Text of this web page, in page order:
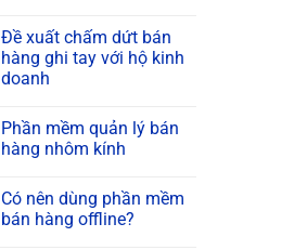
Đề xuất chấm dứt bán
hàng ghi tay với hộ kinh
doanh
Phần mềm quản lý bán
hàng nhôm kính
Có nên dùng phần mềm
bán hàng offline?